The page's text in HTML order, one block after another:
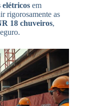
elétricos em
rigorosamente as
18 chuveiros,